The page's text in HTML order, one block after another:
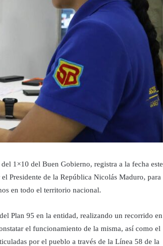
1×10 del Buen Gobierno, registra a la fecha este
Presidente de la República Nicolás Maduro, para
en todo el territorio nacional.
Plan 95 en la entidad, realizando un recorrido en
el funcionamiento de la misma, así como el
por el pueblo a través de la Línea 58 de la